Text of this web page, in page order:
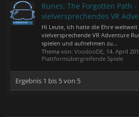
Runes: The Forgotten Path -
vielversprechendes VR
Hi Leute, ich hatte die Ehre weltweit
vielversprechende VR Adventure
spielen und aufnehmen zu...
Thema von: VoodooDE, 14. April
Plattformübergreifende Spiele
Ergebnis 1 bis 5 von 5